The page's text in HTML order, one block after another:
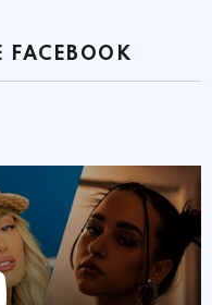
FACEBOOK